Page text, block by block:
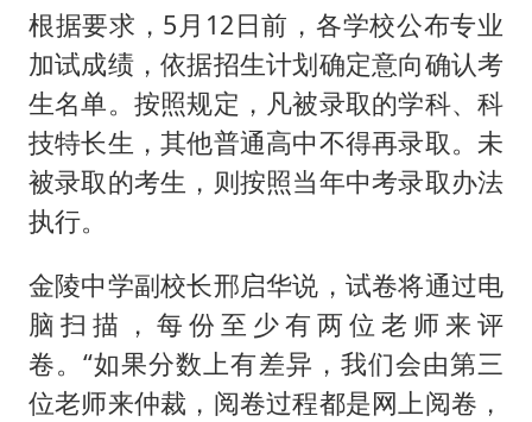
根据要求，5月12日前，各学校公布专业
加试成绩，依据招生计划确定意向确认考
生名单。按照规定，凡被录取的学科、科
技特长生，其他普通高中不得再录取。未
被录取的考生，则按照当年中考录取办法
执行。
金陵中学副校长邢启华说，试卷将通过电
脑扫描，每份至少有两位老师来评
卷。“如果分数上有差异，我们会由第三
位老师来仲裁，阅卷过程都是网上阅卷，